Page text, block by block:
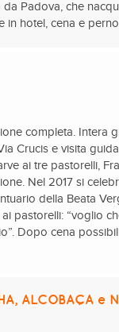
Padova, che
in hotel, cena e
completa. Intera
Crucis e visita
ai tre pastorelli,
Nel 2017 si
della Beata
pastorelli: “voglio
Dopo cena
ALCOBAÇA e